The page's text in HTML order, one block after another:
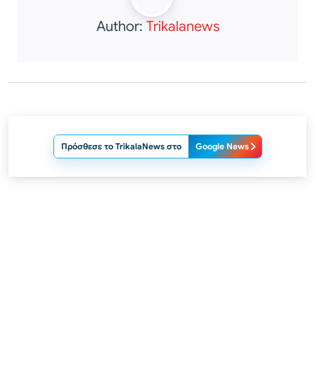
Author: Trikalanews
Πρόσθεσε το TrikalaNews στο Google News